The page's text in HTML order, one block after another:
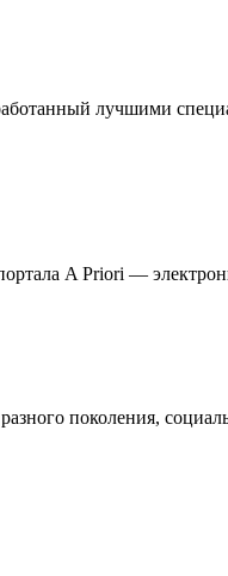
лучшими
A Priori —
поколения,